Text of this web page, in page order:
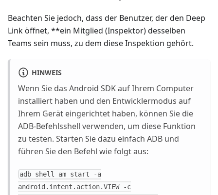
Beachten Sie jedoch, dass der Benutzer, der den Deep
Link öffnet, **ein Mitglied (Inspektor) desselben
Teams sein muss, zu dem diese Inspektion gehört.
HINWEIS
Wenn Sie das Android SDK auf Ihrem Computer
installiert haben und den Entwicklermodus auf
Ihrem Gerät eingerichtet haben, können Sie die
ADB-Befehlsshell verwenden, um diese Funktion
zu testen. Starten Sie dazu einfach ADB und
führen Sie den Befehl wie folgt aus:
adb shell am start -a
android.intent.action.VIEW -c